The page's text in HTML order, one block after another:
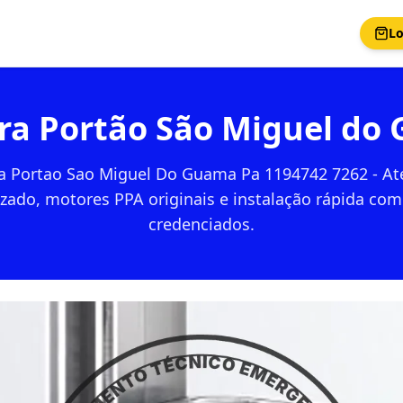
Portão São Miguel do
Portao Sao Miguel Do Guama Pa 1194742 7262 -
motores PPA originais e instalação rápida
credenciados.